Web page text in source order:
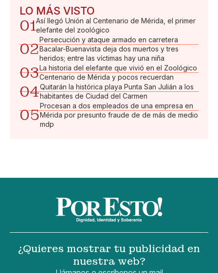
LO MÁS VISTO
01Así llegó Unión al Centenario de Mérida, el primer
elefante del zoológico
02
Persecución y ataque armado en carretera
Bacalar-Buenavista deja dos muertos y tres
heridos; entre las víctimas hay una niña
03La historia del elefante que vivió en el Zoológico
Centenario de Mérida y pocos recuerdan
04Quitarán la histórica playa Punta San Julián a los
habitantes de Ciudad del Carmen
05
Procesan a dos empleados de una empresa en
Mérida por presunto fraude de de más de medio
mdp
¿Quieres mostrar tu publicidad en
nuestra web?